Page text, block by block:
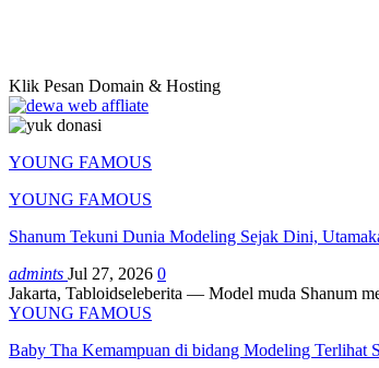
Klik Pesan Domain & Hosting
YOUNG FAMOUS
YOUNG FAMOUS
Shanum Tekuni Dunia Modeling Sejak Dini,
admints Jul 27, 2026 0
Jakarta, Tabloidseleberita — Model muda Shanum
YOUNG FAMOUS
Baby Tha Kemampuan di bidang Modeling Terlihat